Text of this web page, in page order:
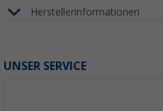
Herstellerinformationen
UNSER SERVICE